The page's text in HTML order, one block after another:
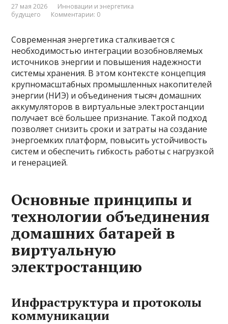
27 мая 2026
Инновации и энергетика
будущего
Комментарии: 0
Современная энергетика сталкивается с
необходимостью интеграции возобновляемых
источников энергии и повышения надежности
системы хранения. В этом контексте концепция
крупномасштабных промышленных накопителей
энергии (НИЭ) и объединения тысяч домашних
аккумуляторов в виртуальные электростанции
получает всё большее признание. Такой подход
позволяет снизить сроки и затраты на создание
энергоемких платформ, повысить устойчивость
систем и обеспечить гибкость работы с нагрузкой
и генерацией.
Основные принципы и
технологии объединения
домашних батарей в
виртуальную
электростанцию
Инфраструктура и протоколы
коммуникации